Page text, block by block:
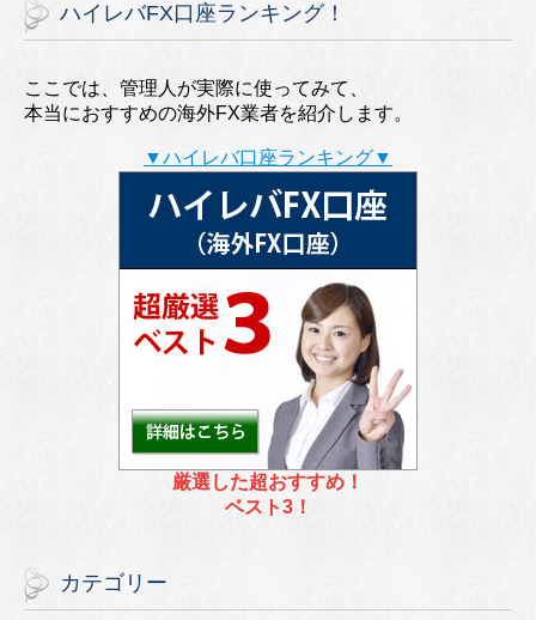
ハイレバFX口座ランキング！
ここでは、管理人が実際に使ってみて、
本当におすすめの海外FX業者を紹介します。
▼ハイレバ口座ランキング▼
厳選した超おすすめ！
ベスト3！
カテゴリー